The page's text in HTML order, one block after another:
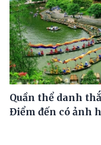
Quần thể danh
Điểm đến có ảnh